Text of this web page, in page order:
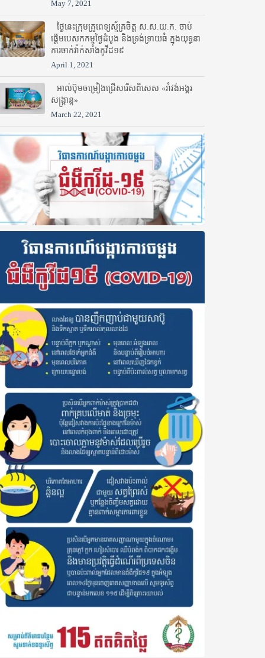
May 7, 2021
ថ្ងៃនេះក្រុមគ្រូពេទ្យស្ម័គ្រចិត្ត ស.ស.យ.ក. ចាប់
ផ្តើមបេសកកម្មថ្ងៃដំបូង និងទ្រង់ទ្រាយធំ ក្នុងយុទ្ធនា
ការចាក់វ៉ាក់សាំងកូវីដ១៩
April 1, 2021
អាល់ប៊ុមចម្រៀងជ្រើសរើសពិសេស «រាំវង់អង្គរ
សង្ក្រាន្ត»
March 22, 2021